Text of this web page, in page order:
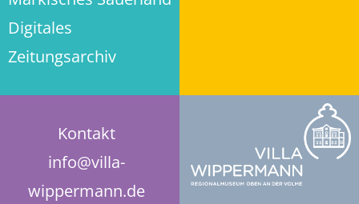
Digitales
Zeitungsarchiv
Historie der Privatsphäre-Einstellungen
Einwilligungen widerrufen
Kontakt
info@villa-
wippermann.de